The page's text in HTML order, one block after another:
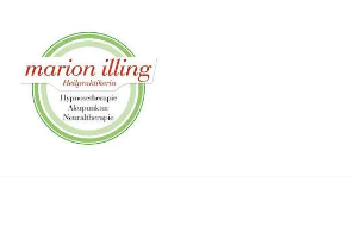
Zum
Inhalt
springen